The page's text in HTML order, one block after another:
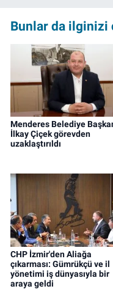
Bunlar da ilginizi
Menderes Belediye
İlkay Çiçek görevden
uzaklaştırıldı
CHP İzmir'den Aliağa
çıkarması: Gümrükçü ve il
yönetimi iş dünyasıyla bir
araya geldi